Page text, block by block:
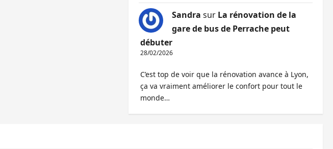
Sandra sur La rénovation de la
gare de bus de Perrache peut
débuter
28/02/2026
C’est top de voir que la rénovation avance à Lyon,
ça va vraiment améliorer le confort pour tout le
monde…